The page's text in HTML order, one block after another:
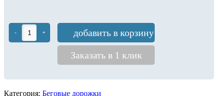
- + добавить в корзину
Заказать в 1 клик
Категория: Беговые дорожки